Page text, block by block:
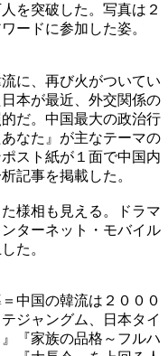
を突破した。写真は２
ードに参加した姿。
に、再び火がついてい
本が最近、外交関係の
だ。中国最大の政治行
なた』が主なテーマの
スト紙が１面で中国内
記事を掲載した。
様相も見える。ドラマ
ターネット・モバイル
た。
中国の韓流は２０００
ジャングム、日本タイ
『家族の品格～フルハ